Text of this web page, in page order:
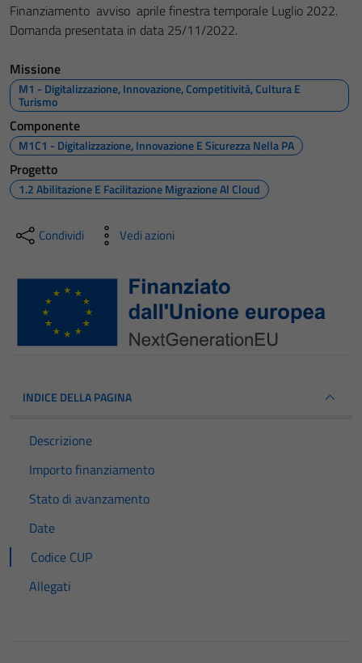
Finanziamento avviso aprile finestra temporale Luglio 2022.
Domanda presentata in data 25/11/2022.
Missione
M1 - Digitalizzazione, Innovazione, Competitività, Cultura E
Turismo
Componente
M1C1 - Digitalizzazione, Innovazione E Sicurezza Nella PA
Progetto
1.2 Abilitazione E Facilitazione Migrazione Al Cloud
Condividi Vedi azioni
INDICE DELLA PAGINA
Descrizione
Importo finanziamento
Stato di avanzamento
Date
Codice CUP
Allegati